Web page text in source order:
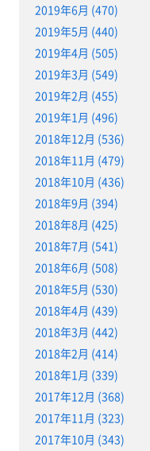
2019年6月 (470)
2019年5月 (440)
2019年4月 (505)
2019年3月 (549)
2019年2月 (455)
2019年1月 (496)
2018年12月 (536)
2018年11月 (479)
2018年10月 (436)
2018年9月 (394)
2018年8月 (425)
2018年7月 (541)
2018年6月 (508)
2018年5月 (530)
2018年4月 (439)
2018年3月 (442)
2018年2月 (414)
2018年1月 (339)
2017年12月 (368)
2017年11月 (323)
2017年10月 (343)